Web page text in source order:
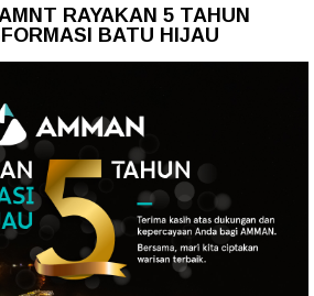
RAYAKAN 5 TAHUN
BATU HIJAU